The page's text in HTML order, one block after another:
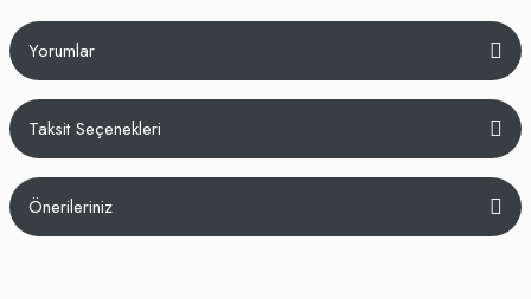
Yorumlar
Bu ürüne ilk yorumu siz yapın!
Taksit Seçenekleri
Önerileriniz